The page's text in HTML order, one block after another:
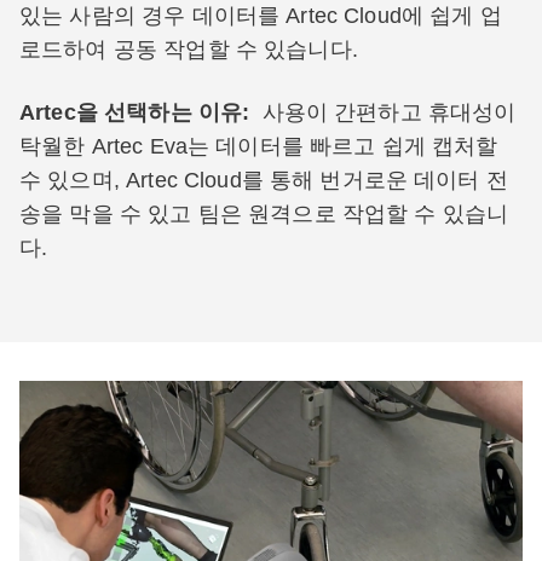
있는 사람의 경우 데이터를 Artec Cloud에 쉽게 업
로드하여 공동 작업할 수 있습니다.
Artec을 선택하는 이유: 사용이 간편하고 휴대성이
탁월한 Artec Eva는 데이터를 빠르고 쉽게 캡처할
수 있으며, Artec Cloud를 통해 번거로운 데이터 전
송을 막을 수 있고 팀은 원격으로 작업할 수 있습니
다.